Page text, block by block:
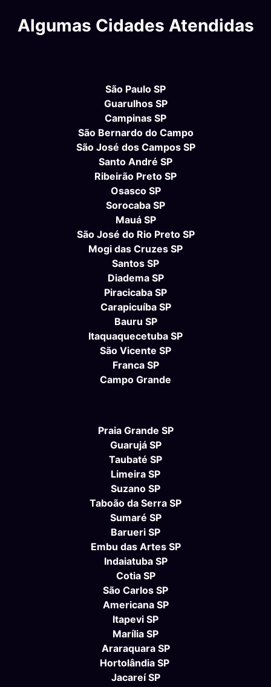
Algumas Cidades Atendidas
São Paulo SP
Guarulhos SP
Campinas SP
São Bernardo do Campo
São José dos Campos SP
Santo André SP
Ribeirão Preto SP
Osasco SP
Sorocaba SP
Mauá SP
São José do Rio Preto SP
Mogi das Cruzes SP
Santos SP
Diadema SP
Piracicaba SP
Carapicuíba SP
Bauru SP
Itaquaquecetuba SP
São Vicente SP
Franca SP
Campo Grande
Praia Grande SP
Guarujá SP
Taubaté SP
Limeira SP
Suzano SP
Taboão da Serra SP
Sumaré SP
Barueri SP
Embu das Artes SP
Indaiatuba SP
Cotia SP
São Carlos SP
Americana SP
Itapevi SP
Marília SP
Araraquara SP
Hortolândia SP
Jacareí SP